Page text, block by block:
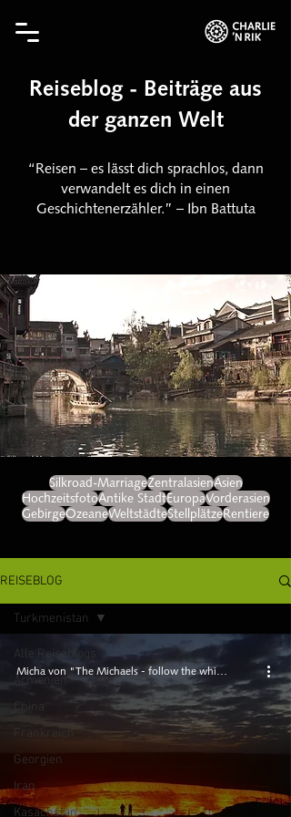
Reiseblog - Beiträge aus
der ganzen Welt
“Reisen – es lässt dich sprachlos, dann
verwandelt es dich in einen
Geschichtenerzähler.” – Ibn Battuta
Silkroad-MarriageZentralasienAsien
HochzeitsfotoAntike StadtEuropaVorderasien
GebirgeOzeaneWeltstädteStellplätzeRentiere
REISEBLOG
Alle Reiseblogs
Armenien
China
Frankreich
Georgien
Iran
Kasachstan
Turkmenistan
Micha von "The Michaels - follow the white landy"